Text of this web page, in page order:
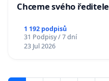
Chceme svého ředitele
1 192 podpisů
31 Podpisy / 7 dní
23 Jul 2026